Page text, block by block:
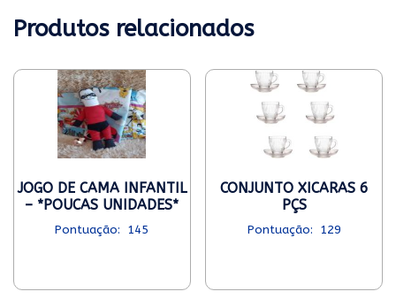
Produtos relacionados
JOGO DE CAMA INFANTIL
– *POUCAS UNIDADES*
145
CONJUNTO XICARAS 6
PÇS
129